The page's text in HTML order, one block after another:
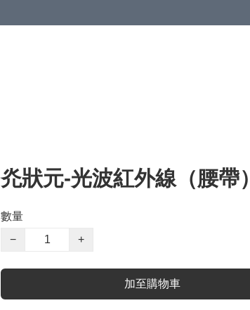
灮狀元-光波紅外線（腰帶）
數量
−
+
加至購物車